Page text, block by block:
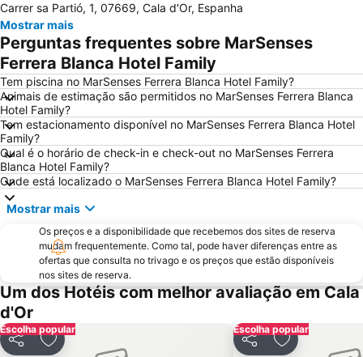
Riu Centre Palace
Cala Antena
Parc Natural de s'Albufera de Mallorca
Cala Gran
Cala Esmeralda
S´Illot - Cala Moreja
Placa Major
Ballonfahrt mit All in One Mallorca
Cala Agulla
Cala Santanyi
Aqualand
Les Meravelles
S´Arenal
Cala Pi' de Llucmajor
Arenal de sa Canova
Playa de Cala Mondragò
Sant Jordi
Palma Aquarium
Ses Covetes
Club Náutico Cala Ratjada
Ballermann 6
RIU Center
Playa Son Baulo
Puerto Deportivo Marina de Cala d'Or
Puerto de El Arenal-Club Náutico
Cala Estància
Carrer sa Partió, 1, 07669, Cala d'Or, Espanha
Mostrar mais
Perguntas frequentes sobre MarSenses
Ferrera Blanca Hotel Family
Tem piscina no MarSenses Ferrera Blanca Hotel Family?
Animais de estimação são permitidos no MarSenses Ferrera Blanca
Hotel Family?
Tem estacionamento disponível no MarSenses Ferrera Blanca Hotel
Family?
Qual é o horário de check-in e check-out no MarSenses Ferrera
Blanca Hotel Family?
Onde está localizado o MarSenses Ferrera Blanca Hotel Family?
Mostrar mais
Os preços e a disponibilidade que recebemos dos sites de reserva
mudam frequentemente. Como tal, pode haver diferenças entre as
ofertas que consulta no trivago e os preços que estão disponíveis
nos sites de reserva.
Um dos Hotéis com melhor avaliação em Cala
d'Or
Escolha popular
PartilharAdicionar aos favoritos
Escolha popular
PartilharAdicionar